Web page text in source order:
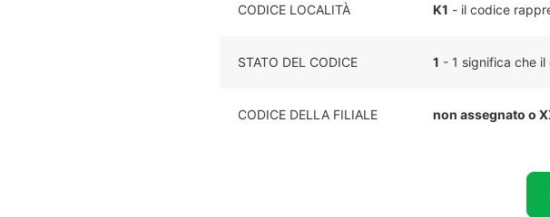
CODICE LOCALITÀ K1 - il codice
STATO DEL CODICE 1 - 1 significa che
CODICE DELLA FILIALE non assegnato o